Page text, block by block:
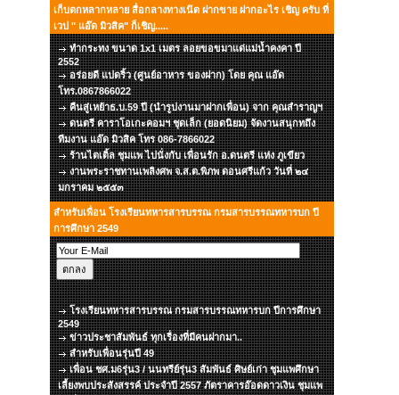
เก็บตกหลากหลาย สื่อกลางทางเน๊ต ฝากขาย ฝากอะไร เชิญ ครับ ที่
เวป " แอ๊ด มิวสิค" ก็เชิญ.....
ทำกระทง ขนาด 1x1 เมตร ลอยขอขมาแด่แม่น้ำคงคา ปี
2552
อร่อยดี แปดริ้ว (ศูนย์อาหาร ของฝาก) โดย คุณ แอ๊ด
โทร.0867866022
คืนสู่เหย้าธ.บ.59 ปี (นำรูปงานมาฝากเพื่อน) จาก คุณสำราญฯ
ดนตรี คาราโอเกะคอมฯ ชุดเล็ก (ยอดนิยม) จัดงานสนุกทถึง
ทีมงาน แอ๊ด มิวสิค โทร 086-7866022
ร้านไตเติ้ล ชุมแพ ไปนั่งกับ เพื่อนรัก อ.ดนตรี แห่ง ภูเขียว
งานพระราชทานเพลิงศพ จ.ส.ต.พิภพ ดอนศรีแก้ว วันที่ ๒๔
มกราคม ๒๕๕๓
สำหรับเพื่อน โรงเรียนทหารสารบรรณ กรมสารบรรณทหารบก ปี
การศึกษา 2549
โรงเรียนทหารสารบรรณ กรมสารบรรณทหารบก ปีการศึกษา
2549
ข่าวประชาสัมพันธ์ ทุกเรื่องที่มีคนฝากมา..
สำหรับเพื่อนรุ่นปี 49
เพื่อน ชศ.ม6รุ่น3 / นนทรีย์รุ่น3 สัมพันธ์ ศิษย์เก่า ชุมแพศึกษา
เลี้ยงพบประสังสรรค์ ประจำปี 2557 ภัตราคารอ๊อดดาวเงิน ชุมแพ